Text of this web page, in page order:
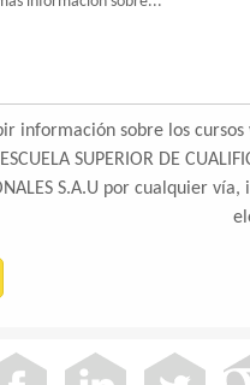
información sobre los cursos
SUPERIOR DE
S.A.U por cualquier